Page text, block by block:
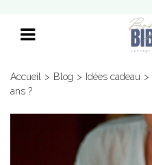
Accueil > Blog > Idées cadeau >
ans ?